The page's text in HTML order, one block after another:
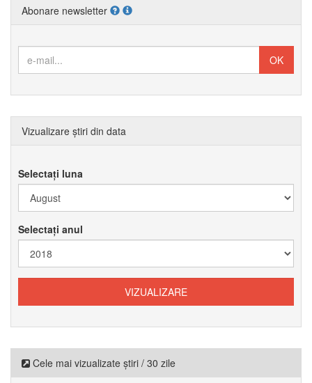
Abonare newsletter
Vizualizare știri din data
Selectați luna
Selectați anul
Cele mai vizualizate știri / 30 zile